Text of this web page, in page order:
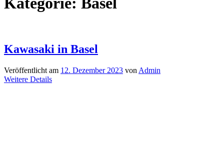
Kawasaki in Basel
Veröffentlicht am 12. Dezember 2023 von Admin
Weitere Details